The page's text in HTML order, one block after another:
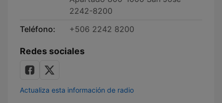
2242-8200
Teléfono:
+506 2242 8200
Redes sociales
Actualiza esta información de radio